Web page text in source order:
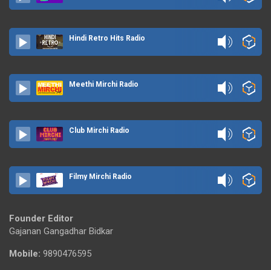
Hindi Retro Hits Radio
Meethi Mirchi Radio
Club Mirchi Radio
Filmy Mirchi Radio
Founder Editor
Gajanan Gangadhar Bidkar
Mobile: 9890476595